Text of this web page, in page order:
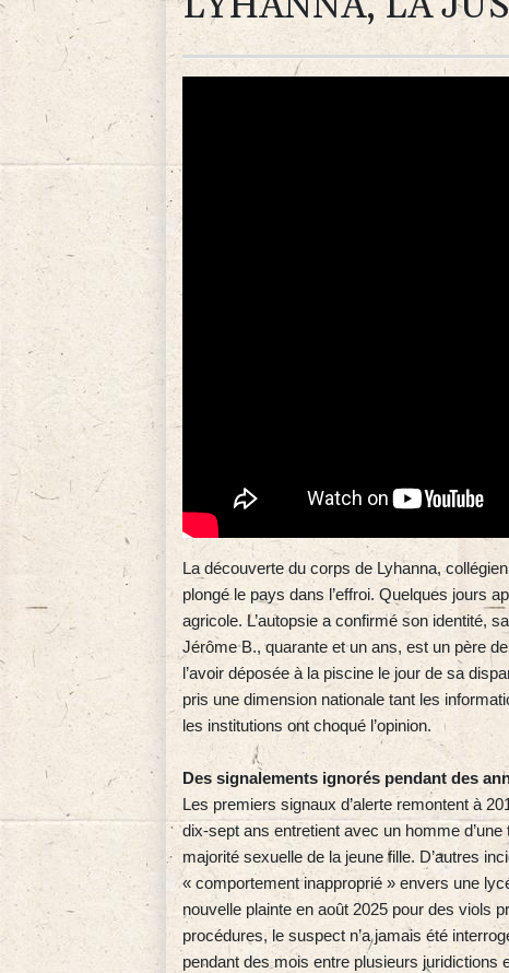
La découverte du corps de Lyhanna,
plongé le pays dans l’effroi. Quelques jours
agricole. L’autopsie a confirmé son identité,
Jérôme B., quarante et un ans, est un père
l’avoir déposée à la piscine le jour de sa
pris une dimension nationale tant les
les institutions ont choqué l’opinion.
Des signalements ignorés pendant des
Les premiers signaux d’alerte remontent à
dix‑sept ans entretient avec un homme
majorité sexuelle de la jeune fille. D’autres
« comportement inapproprié » envers une
nouvelle plainte en août 2025 pour des viols
procédures, le suspect n’a jamais été
pendant des mois entre plusieurs juridictions